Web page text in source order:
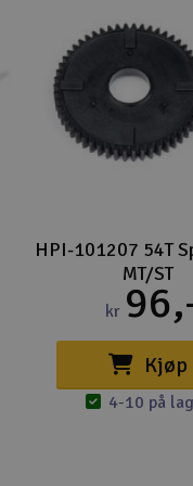
HPI-101207 54T
MT/ST
kr
Kjøp
4-10 på